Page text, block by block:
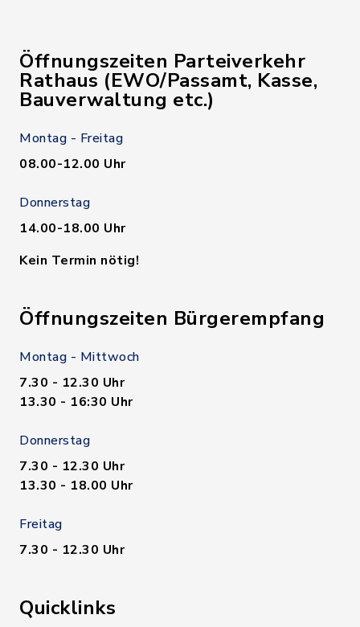
Öffnungszeiten Parteiverkehr
Rathaus (EWO/Passamt, Kasse,
Bauverwaltung etc.)
Montag - Freitag
08.00-12.00 Uhr
Donnerstag
14.00-18.00 Uhr
Kein Termin nötig!
Öffnungszeiten Bürgerempfang
Montag - Mittwoch
7.30 - 12.30 Uhr
13.30 - 16:30 Uhr
Donnerstag
7.30 - 12.30 Uhr
13.30 - 18.00 Uhr
Freitag
7.30 - 12.30 Uhr
Quicklinks